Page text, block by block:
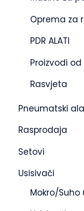
Oprema za
PDR ALATI
Proizvodi
Rasvjeta
Pneumatski
Rasprodaja
Setovi
Usisivači
Mokro/